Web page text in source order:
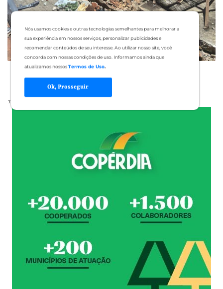
Nós usamos cookies e outras tecnologias semelhantes para melhorar a
sua experiência em nossos serviços, personalizar publicidades e
recomendar conteúdos de seu interesse. Ao utilizar nosso site, você
concorda com nossas condições de uso. Informamos ainda que
atualizamos nossosTermos de Uso.
Ok, Prosseguir
Tags: